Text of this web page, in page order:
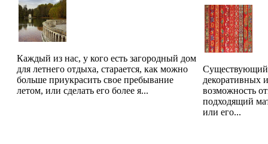
Каждый из нас, у кого есть загородный дом
для летнего отдыха, старается, как можно
больше приукрасить свое пребывание
летом, или сделать его более я...
Существующий
декоративных
возможность
подходящий
или его...